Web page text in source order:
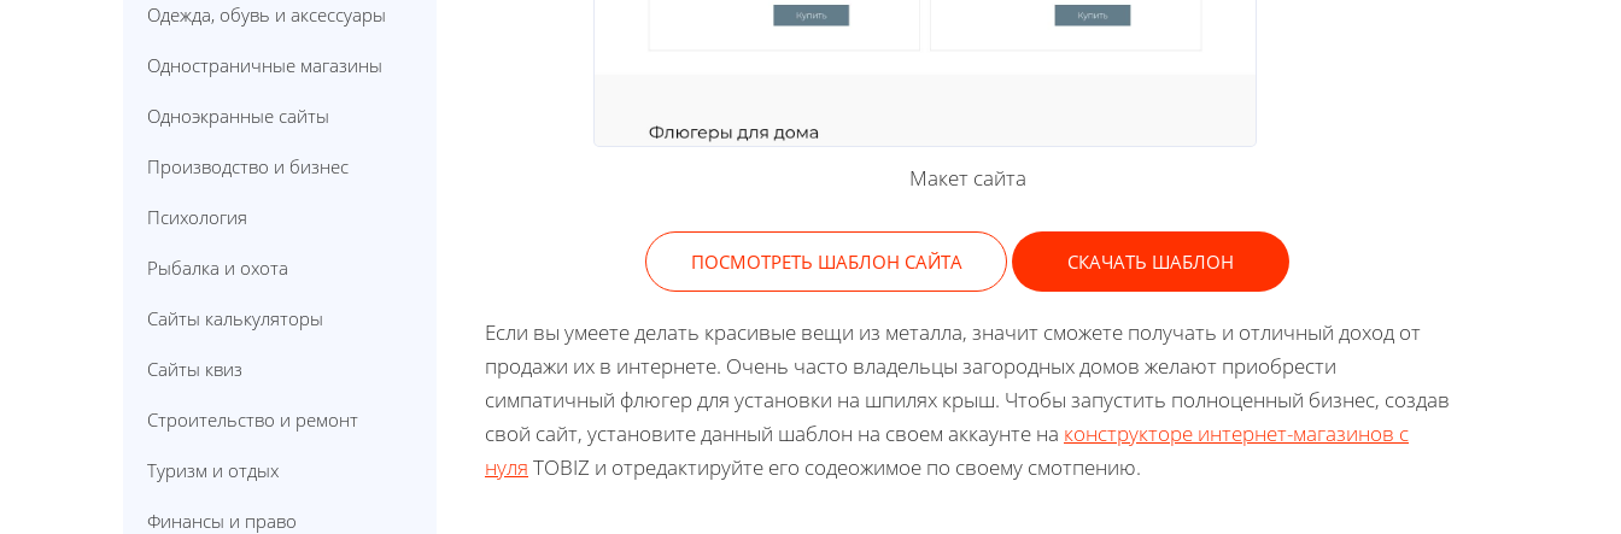
Одежда, обувь и аксессуары
Одностраничные магазины
Одноэкранные сайты
Производство и бизнес
Психология
Рыбалка и охота
Сайты калькуляторы
Сайты квиз
Строительство и ремонт
Туризм и отдых
Финансы и право
Макет сайта
ПОСМОТРЕТЬ ШАБЛОН САЙТА СКАЧАТЬ ШАБЛОН
Если вы умеете делать красивые вещи из металла, значит сможете получать и отличный доход от
продажи их в интернете. Очень часто владельцы загородных домов желают приобрести
симпатичный флюгер для установки на шпилях крыш. Чтобы запустить полноценный бизнес, создав
свой сайт, установите данный шаблон на своем аккаунте на конструкторе интернет-магазинов с
нуля TOBIZ и отредактируйте его содеожимое по своему смотпению.